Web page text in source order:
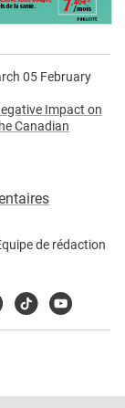
05 February
Impact on
Canadian
de rédaction
TiktokYoutube